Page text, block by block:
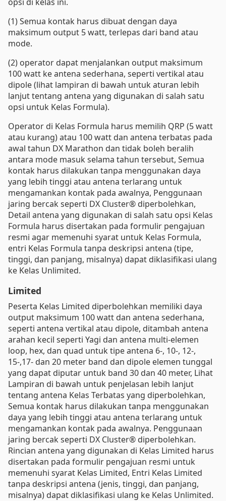
(1) Semua kontak harus dibuat dengan daya
maksimum output 5 watt, terlepas dari band atau
mode.
(2) operator dapat menjalankan output maksimum
100 watt ke antena sederhana, seperti vertikal atau
dipole (lihat lampiran di bawah untuk aturan lebih
lanjut tentang antena yang digunakan di salah satu
opsi untuk Kelas Formula).
Operator di Kelas Formula harus memilih QRP (5 watt
atau kurang) atau 100 watt dan antena terbatas pada
awal tahun DX Marathon dan tidak boleh beralih
antara mode masuk selama tahun tersebut, Semua
kontak harus dilakukan tanpa menggunakan daya
yang lebih tinggi atau antena terlarang untuk
mengamankan kontak pada awalnya, Penggunaan
jaring bercak seperti DX Cluster® diperbolehkan,
Detail antena yang digunakan di salah satu opsi Kelas
Formula harus disertakan pada formulir pengajuan
resmi agar memenuhi syarat untuk Kelas Formula,
entri Kelas Formula tanpa deskripsi antena (tipe,
tinggi, dan panjang, misalnya) dapat diklasifikasi ulang
ke Kelas Unlimited.
Limited
Peserta Kelas Limited diperbolehkan memiliki daya
output maksimum 100 watt dan antena sederhana,
seperti antena vertikal atau dipole, ditambah antena
arahan kecil seperti Yagi dan antena multi-elemen
loop, hex, dan quad untuk tipe antena 6-, 10-, 12-,
15-,17- dan 20 meter band dan dipole elemen tunggal
yang dapat diputar untuk band 30 dan 40 meter, Lihat
Lampiran di bawah untuk penjelasan lebih lanjut
tentang antena Kelas Terbatas yang diperbolehkan,
Semua kontak harus dilakukan tanpa menggunakan
daya yang lebih tinggi atau antena terlarang untuk
mengamankan kontak pada awalnya. Penggunaan
jaring bercak seperti DX Cluster® diperbolehkan.
Rincian antena yang digunakan di Kelas Limited harus
disertakan pada formulir pengajuan resmi untuk
memenuhi syarat Kelas Limited, Entri Kelas Limited
tanpa deskripsi antena (jenis, tinggi, dan panjang,
misalnya) dapat diklasifikasi ulang ke Kelas Unlimited.